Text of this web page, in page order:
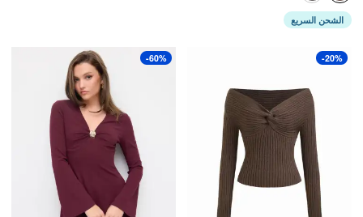
الشحن السريع
-20%
-60%